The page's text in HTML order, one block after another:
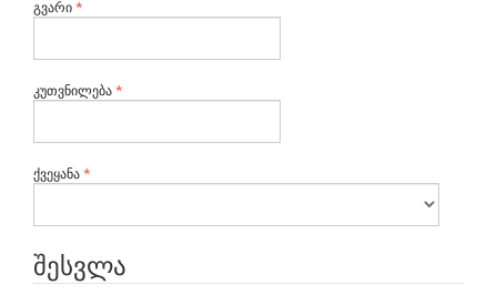
გვარი*
კუთვნილება*
ქვეყანა*
შესვლა